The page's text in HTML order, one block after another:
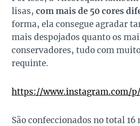
lisas, com mais de 50 cores
forma, ela consegue agradar
mais despojados quanto os
conservadores, tudo com
requinte.
https://www.instagram.com/p/
São confeccionados no total 16